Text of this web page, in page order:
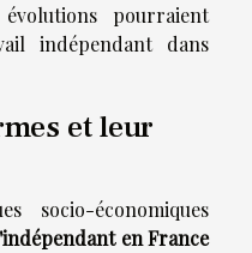
pourraient
indépendant dans
et leur
socio-économiques
en France